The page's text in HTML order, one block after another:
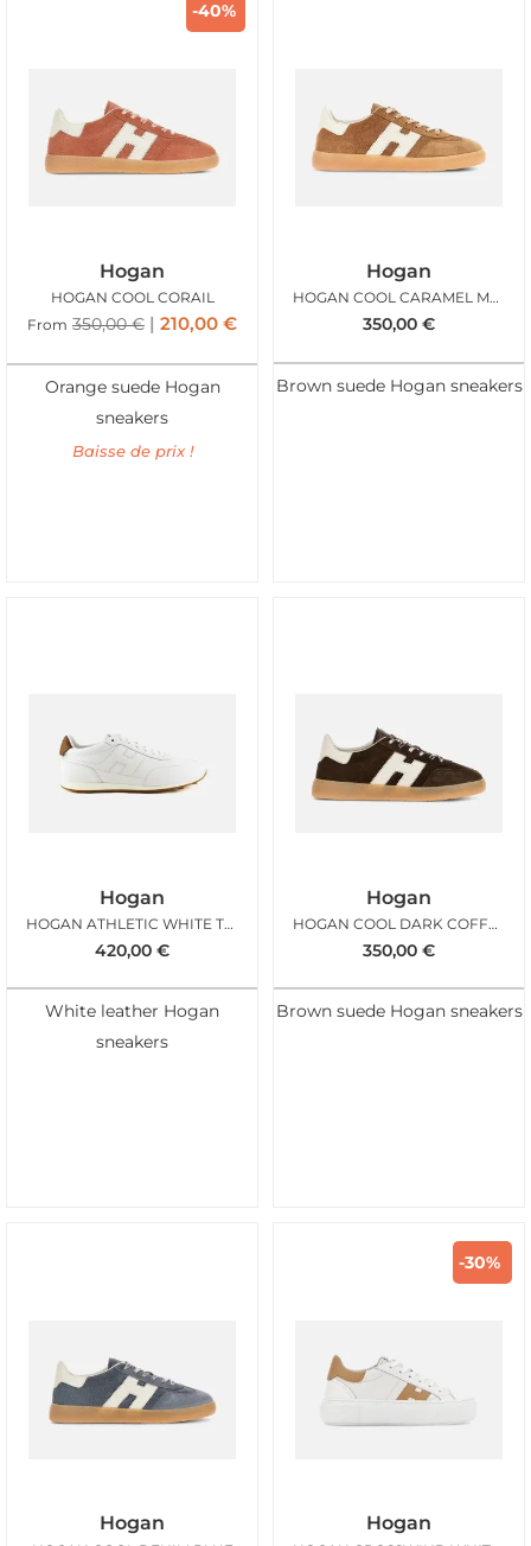
-40%
Hogan
HOGAN COOL CORAIL
From 350,00€ 210,00 €
Orange suede Hogan
sneakers
Baisse de prix !
Hogan
HOGAN COOL CARAMEL MAN
350,00 €
Brown suede Hogan sneakers
Hogan
HOGAN ATHLETIC WHITE TAN MAN
420,00 €
White leather Hogan
sneakers
Hogan
HOGAN COOL DARK COFFEE MAN
350,00 €
Brown suede Hogan sneakers
Hogan
-30%
Hogan